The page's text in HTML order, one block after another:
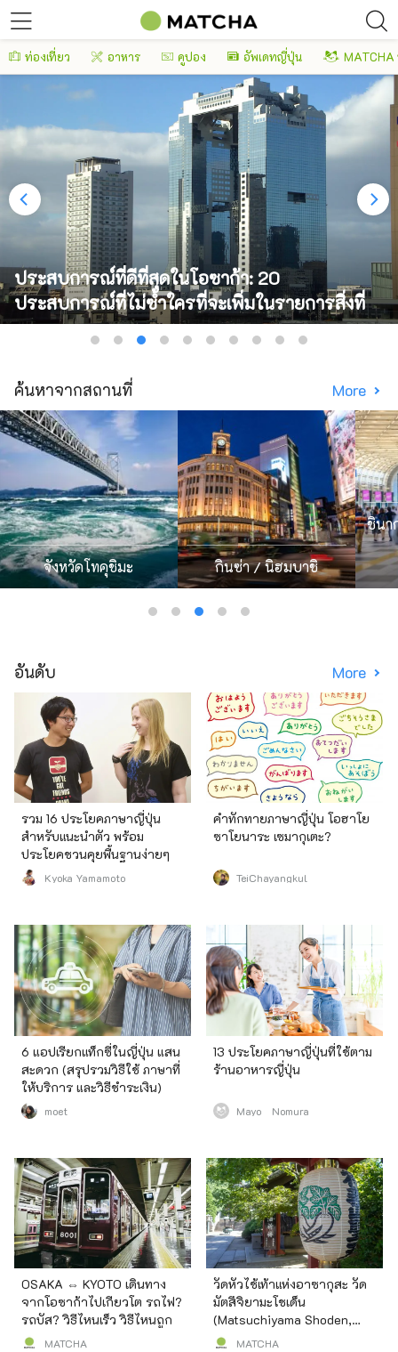
ท่องเที่ยว อาหาร คูปอง อัพเดทญี่ปุ่น
ประสบการณ์ที่ดีที่สุดในโอซาก้า: 20
ประสบการณ์ที่ไม่ซ้ำใครที่จะเพิ่มในรายการสิ่งที่
อยากทำในการเดินทางของคุณ
ค้นหาจากสถานที่ More
จังหวัดโทคุชิมะ กินซ่า / นิฮมบาชิ
ชินา
อันดับ More
รวม 16 ประโยคภาษาญี่ปุ่น
สำหรับแนะนำตัว พร้อม
ประโยคชวนคุยพื้นฐานง่ายๆ
Kyoka Yamamoto
คำทักทายภาษาญี่ปุ่น โอฮาโย
ซาโยนาระ เซมากุเตะ?
TeiChayangkul
6 แอปเรียกแท็กซี่ในญี่ปุ่น แสน
สะดวก (สรุปรวมวิธีใช้ ภาษาที่
ให้บริการ และวิธีชำระเงิน)
moet
13 ประโยคภาษาญี่ปุ่นที่ใช้ตาม
ร้านอาหารญี่ปุ่น
Mayo Nomura
OSAKA ⇔ KYOTO เดินทาง
จากโอซาก้าไปเกียวโต รถไฟ?
รถบัส? วิธีไหนเร็ว วิธีไหนถูก
MATCHA
วัดหัวไช้เท้าแห่งอาซากุสะ วัด
มัตสึจิยามะโชเด็น
(Matsuchiyama Shoden,
Asakusa)
MATCHA